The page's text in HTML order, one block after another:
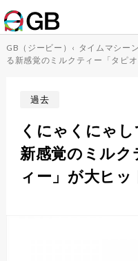
GB（ジービー） ‹ タイムマシーン
る新感覚のミルクティー「タピ
過去
くにゃくにゃ
新感覚のミル
ィー」が大ヒッ